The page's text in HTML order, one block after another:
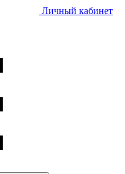
Личный кабинет